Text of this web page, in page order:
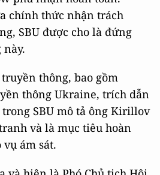
chính thức nhận trách
SBU được cho là đứng
này.
thông, bao gồm
thông Ukraine, trích dẫn
SBU mô tả ông Kirillov
và là mục tiêu hoàn
vụ ám sát.